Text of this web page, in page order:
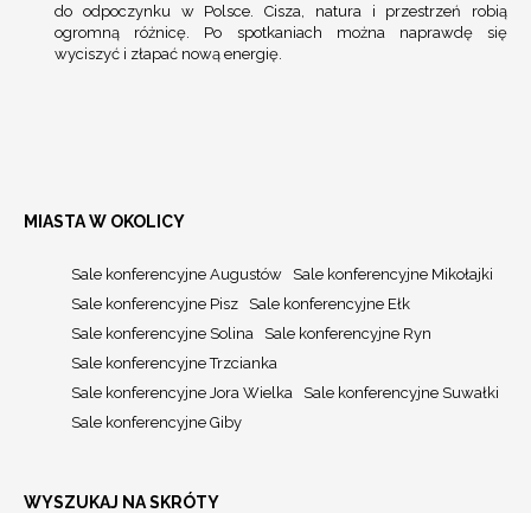
do odpoczynku w Polsce. Cisza, natura i przestrzeń robią
ogromną różnicę. Po spotkaniach można naprawdę się
wyciszyć i złapać nową energię.
MIASTA W OKOLICY
Sale konferencyjne Augustów
Sale konferencyjne Mikołajki
Sale konferencyjne Pisz
Sale konferencyjne Ełk
Sale konferencyjne Solina
Sale konferencyjne Ryn
Sale konferencyjne Trzcianka
Sale konferencyjne Jora Wielka
Sale konferencyjne Suwałki
Sale konferencyjne Giby
WYSZUKAJ NA SKRÓTY